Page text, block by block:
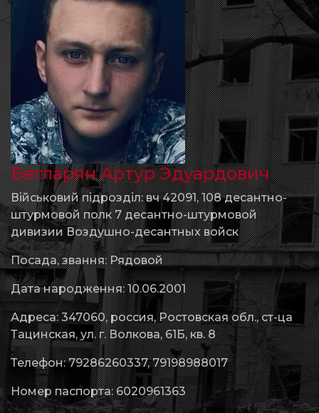
Бегларян Артур Эдуардович
Військовий підрозділ: вч 42091, 108 десантно-
штурмовой полк 7 десантно-штурмовой
дивизии Воздушно-десантных войск
Посада, звання: Рядовой
Дата народження: 10.06.2001
Адреса: 347060, россия, Ростовская обл., ст-ца
Тацинская, ул. г. Волкова, 61Б, кв. 8
Телефон: 79286260337, 79198988017
Номер паспорта: 6020961363